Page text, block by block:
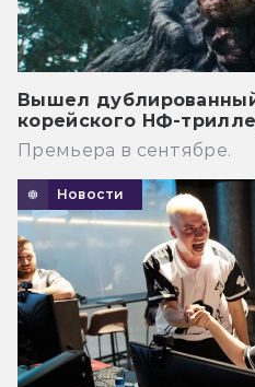
Вышел
корейского НФ-
Премьера в сентябре.
Новости